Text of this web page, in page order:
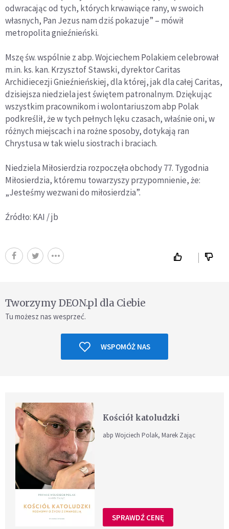
odwracając od tych, których krwawiące rany, w swoich
własnych, Pan Jezus nam dziś pokazuje” – mówił
metropolita gnieźnieński.
Mszę św. wspólnie z abp. Wojciechem Polakiem celebrował
m.in. ks. kan. Krzysztof Stawski, dyrektor Caritas
Archidiecezji Gnieźnieńskiej, dla której, jak dla całej Caritas,
dzisiejsza niedziela jest świętem patronalnym. Dziękując
wszystkim pracownikom i wolontariuszom abp Polak
podkreślił, że w tych pełnych lęku czasach, właśnie oni, w
różnych miejscach i na rożne sposoby, dotykają ran
Chrystusa w tak wielu siostrach i braciach.
Niedziela Miłosierdzia rozpoczęła obchody 77. Tygodnia
Miłosierdzia, któremu towarzyszy przypomnienie, że:
„Jesteśmy wezwani do miłosierdzia”.
Źródło: KAI / jb
Tworzymy DEON.pl dla Ciebie
Tu możesz nas wesprzeć.
WSPOMÓŻ NAS
Kościół katoludzki
abp Wojciech Polak, Marek Zając
SPRAWDŹ CENĘ